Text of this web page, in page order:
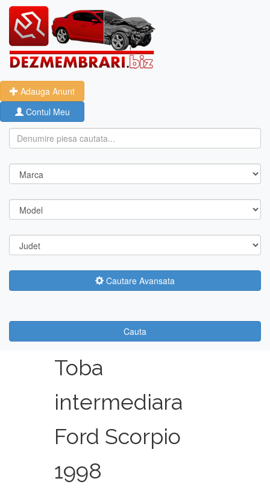
Adauga Anunt
Contul Meu
Cautare Avansata
Cauta
Toba
intermediara
Ford Scorpio
1998